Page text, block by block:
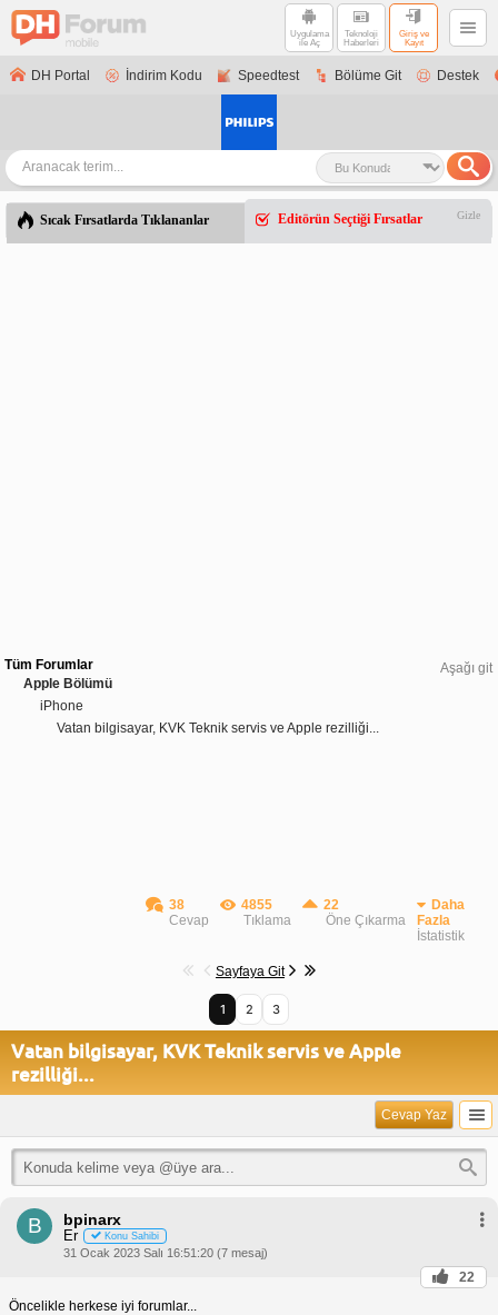
Uygulama
ile Aç
Teknoloji
Haberleri
Giriş ve
Kayıt
DH Portal İndirim Kodu Speedtest Bölüme Git Destek
Sıcak Fırsatlarda Tıklananlar Editörün Seçtiği Fırsatlar Gizle
Aşağı git
Tüm Forumlar
Apple Bölümü
iPhone
Vatan bilgisayar, KVK Teknik servis ve Apple rezilliği...
38
Cevap
4855
Tıklama
22
Öne Çıkarma
Daha
Fazla
İstatistik
Sayfaya Git
1 2 3
Vatan bilgisayar, KVK Teknik servis ve Apple
rezilliği...
Cevap Yaz
B bpinarx
Er Konu Sahibi
31 Ocak 2023 Salı 16:51:20 (7 mesaj)
22
Öncelikle herkese iyi forumlar...